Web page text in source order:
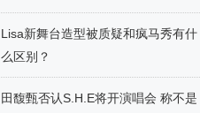
Lisa新舞台造型被质疑和疯马秀有什
么区别？
田馥甄否认S.H.E将开演唱会 称不是